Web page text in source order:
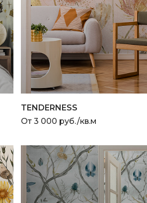
TENDERNESS
От 3 000 руб./кв.м